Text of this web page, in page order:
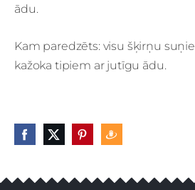
ādu.
Kam paredzēts: visu šķirņu
kažoka tipiem ar jutīgu ādu.